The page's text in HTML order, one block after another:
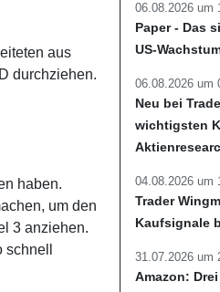
aus
durchziehen.
haben.
um den
3 anziehen.
06.08.2026 um
Paper - Das
US-
06.08.2026 um
Neu bei
wichtigsten
04.08.2026 um
Trader
Kaufsignale
31.07.2026 um
Amazon: